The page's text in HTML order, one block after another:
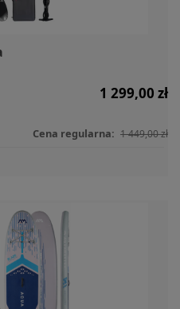
1 299,00 zł
Cena regularna: 1 449,00 zł